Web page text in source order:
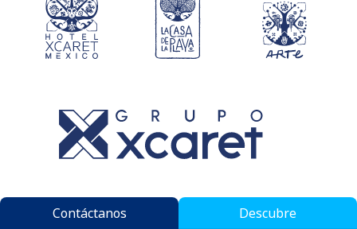
Contáctanos Descubre